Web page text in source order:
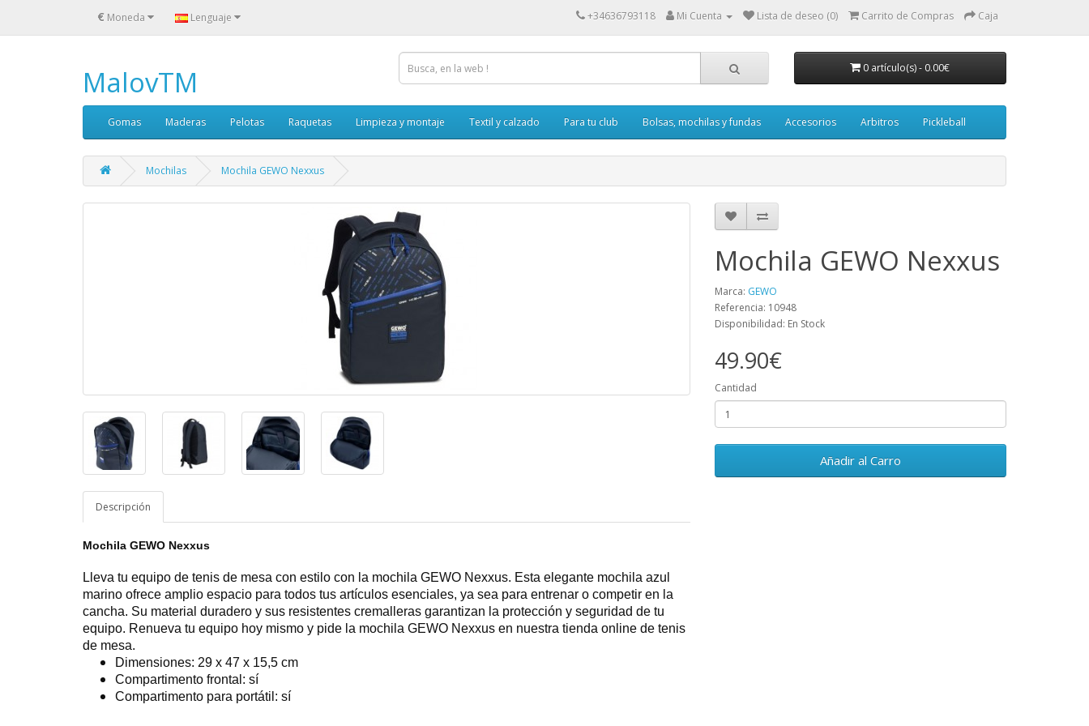
€ Moneda Lenguaje +34636793118 Mi Cuenta Lista de deseo (0) Carrito de Compras Caja
MalovTM 0 artículo(s) - 0.00€
Gomas Maderas Pelotas Raquetas Limpieza y montaje Textil y calzado Para tu club Bolsas, mochilas y fundas Accesorios Arbitros Pickleball
Mochilas Mochila GEWO Nexxus
Descripción
Mochila GEWO Nexxus
Lleva tu equipo de tenis de mesa con estilo con la mochila GEWO Nexxus. Esta elegante mochila azul
marino ofrece amplio espacio para todos tus artículos esenciales, ya sea para entrenar o competir en la
cancha. Su material duradero y sus resistentes cremalleras garantizan la protección y seguridad de tu
equipo. Renueva tu equipo hoy mismo y pide la mochila GEWO Nexxus en nuestra tienda online de tenis
de mesa.
Dimensiones: 29 x 47 x 15,5 cm
Compartimento frontal: sí
Compartimento para portátil: sí
Mochila GEWO Nexxus
Marca: GEWO
Referencia: 10948
Disponibilidad: En Stock
49.90€
Cantidad
Añadir al Carro